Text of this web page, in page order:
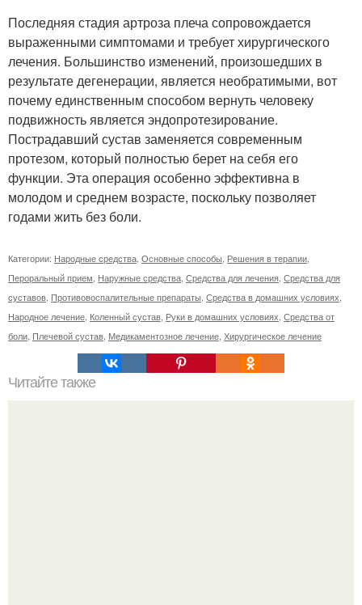
Последняя стадия артроза плеча сопровождается
выраженными симптомами и требует хирургического
лечения. Большинство изменений, произошедших в
результате дегенерации, является необратимыми, вот
почему единственным способом вернуть человеку
подвижность является эндопротезирование.
Пострадавший сустав заменяется современным
протезом, который полностью берет на себя его
функции. Эта операция особенно эффективна в
молодом и среднем возрасте, поскольку позволяет
годами жить без боли.
Категории: Народные средства Основные способы Решения в терапии
Пероральный прием Наружные средства Средства для лечения Средства для
суставов Противовоспалительные препараты Средства в домашних условиях
Народное лечение Коленный сустав Руки в домашних условиях Средства от
боли Плечевой сустав Медикаментозное лечение Хирургическое лечение
Читайте также